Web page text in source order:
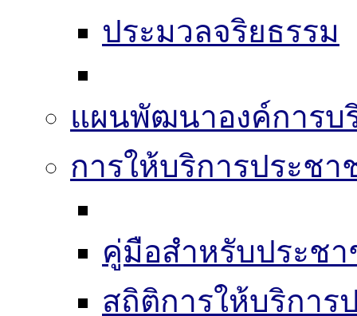
ประมวลจริยธรรม
แผนพัฒนาองค์การบ
การให้บริการประชา
คู่มือสำหรับประช
สถิติการให้บริการ